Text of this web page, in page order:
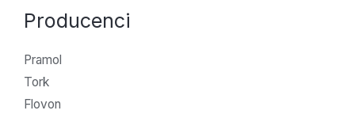
Producenci
Pramol
Tork
Flovon